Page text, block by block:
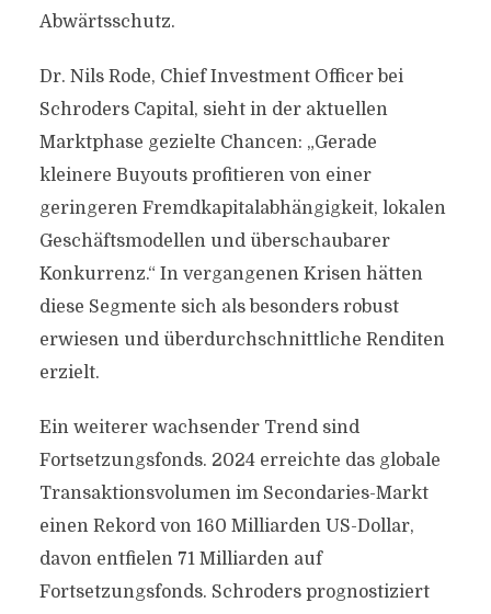
Abwärtsschutz.
Dr. Nils Rode, Chief Investment Officer bei
Schroders Capital, sieht in der aktuellen
Marktphase gezielte Chancen: „Gerade
kleinere Buyouts profitieren von einer
geringeren Fremdkapitalabhängigkeit, lokalen
Geschäftsmodellen und überschaubarer
Konkurrenz.“ In vergangenen Krisen hätten
diese Segmente sich als besonders robust
erwiesen und überdurchschnittliche Renditen
erzielt.
Ein weiterer wachsender Trend sind
Fortsetzungsfonds. 2024 erreichte das globale
Transaktionsvolumen im Secondaries-Markt
einen Rekord von 160 Milliarden US-Dollar,
davon entfielen 71 Milliarden auf
Fortsetzungsfonds. Schroders prognostiziert